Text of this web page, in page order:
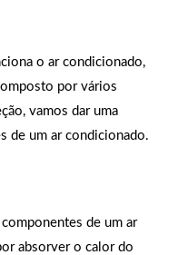
o ar condicionado,
por vários
vamos dar uma
de um ar condicionado.
de um ar
absorver o calor do